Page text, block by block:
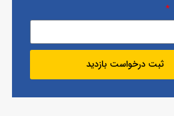
ثبت درخواست بازدید